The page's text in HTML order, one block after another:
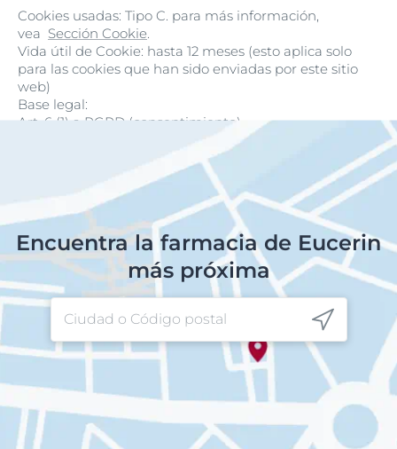
Cookies usadas: Tipo C. para más información,
vea Sección Cookie.
Vida útil de Cookie: hasta 12 meses (esto aplica solo
para las cookies que han sido enviadas por este sitio
web)
Base legal:
Art. 6 (1) a RGPD (consentimiento)
Encuentra la farmacia de Eucerin
más próxima